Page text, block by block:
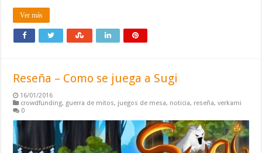
Ver más
Reseña – Como se juega a Sugi
16/01/2016
crowdfunding, guerra de mitos, juegos de mesa, noticia, reseña,verkami
0